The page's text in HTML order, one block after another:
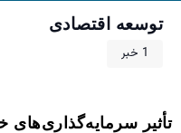
توسعه اقتصادی
1 خبر
تأثیر سرمایه‌گذاری‌های